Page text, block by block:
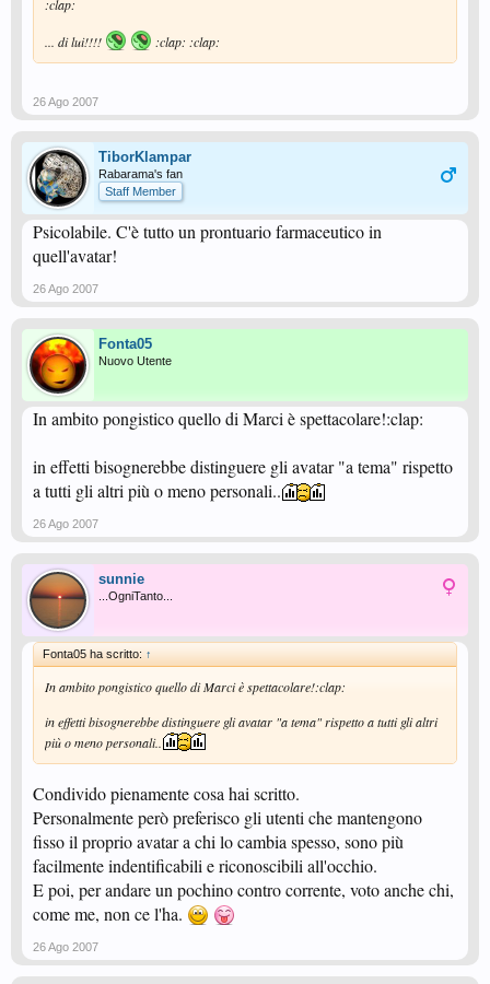
:clap:
... di lui!!!! :clap: :clap:
26 Ago 2007
TiborKlampar
Rabarama's fan
Staff Member
Psicolabile. C'è tutto un prontuario farmaceutico in
quell'avatar!
26 Ago 2007
Fonta05
Nuovo Utente
In ambito pongistico quello di Marci è spettacolare!:clap:
in effetti bisognerebbe distinguere gli avatar "a tema" rispetto
a tutti gli altri più o meno personali..
26 Ago 2007
sunnie
...OgniTanto...
Fonta05 ha scritto: ↑
In ambito pongistico quello di Marci è spettacolare!:clap:
in effetti bisognerebbe distinguere gli avatar "a tema" rispetto a tutti gli altri
più o meno personali..
Condivido pienamente cosa hai scritto.
Personalmente però preferisco gli utenti che mantengono
fisso il proprio avatar a chi lo cambia spesso, sono più
facilmente indentificabili e riconoscibili all'occhio.
E poi, per andare un pochino contro corrente, voto anche chi,
come me, non ce l'ha.
26 Ago 2007